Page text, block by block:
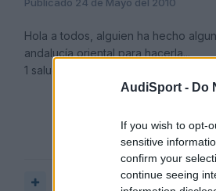
AudiSport - Do
If you wish to opt-
sensitive
confirm your
continue seeing
Hola a todos, alguien ha hecho
andalucía oriental para hacerla...
1 saludo a todos!